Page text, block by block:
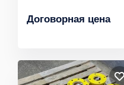
Договорная цена